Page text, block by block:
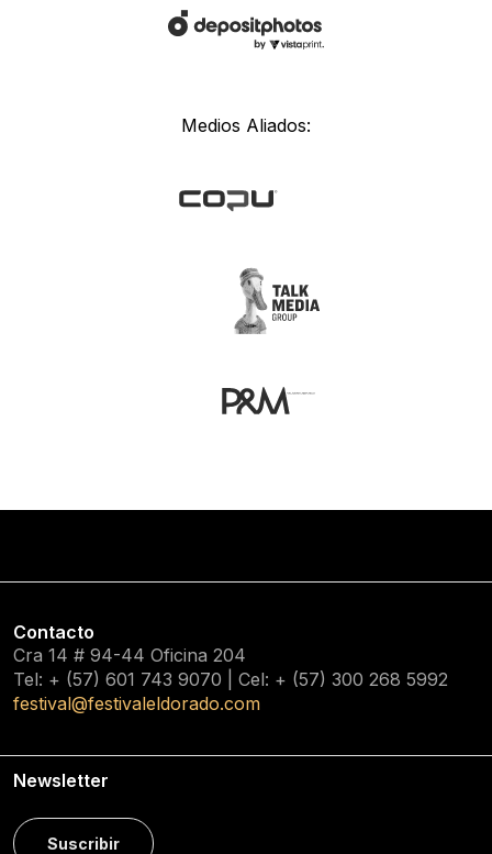
Medios Aliados:
Contacto
Cra 14 # 94-44 Oficina 204
Tel: + (57) 601 743 9070 | Cel: + (57) 300 268 5992
festival@festivaleldorado.com
Newsletter
Suscribir